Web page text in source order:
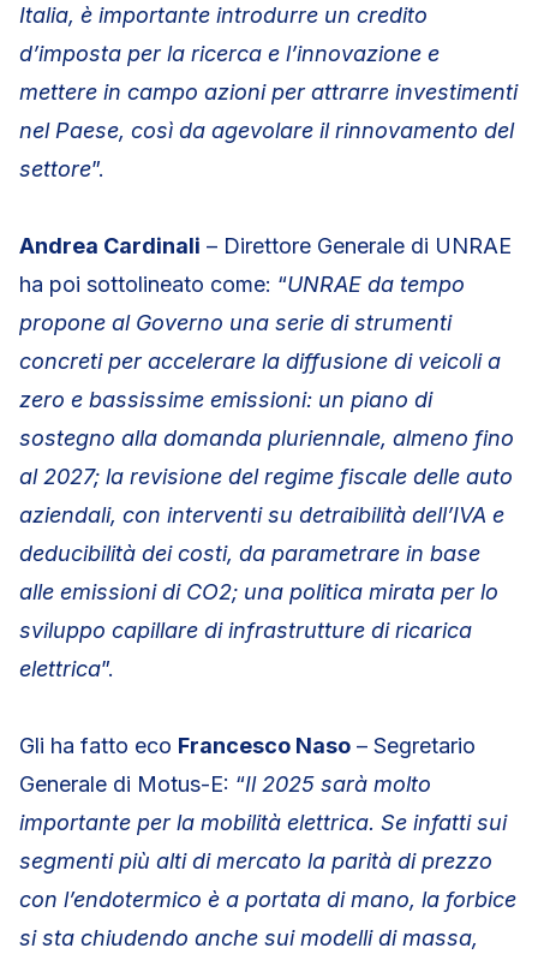
Italia, è importante introdurre un credito
d’imposta per la ricerca e l’innovazione e
mettere in campo azioni per attrarre investimenti
nel Paese, così da agevolare il rinnovamento del
settore”.
Andrea Cardinali – Direttore Generale di UNRAE
ha poi sottolineato come: “UNRAE da tempo
propone al Governo una serie di strumenti
concreti per accelerare la diffusione di veicoli a
zero e bassissime emissioni: un piano di
sostegno alla domanda pluriennale, almeno fino
al 2027; la revisione del regime fiscale delle auto
aziendali, con interventi su detraibilità dell’IVA e
deducibilità dei costi, da parametrare in base
alle emissioni di CO2; una politica mirata per lo
sviluppo capillare di infrastrutture di ricarica
elettrica”.
Gli ha fatto eco Francesco Naso – Segretario
Generale di Motus-E: “Il 2025 sarà molto
importante per la mobilità elettrica. Se infatti sui
segmenti più alti di mercato la parità di prezzo
con l’endotermico è a portata di mano, la forbice
si sta chiudendo anche sui modelli di massa,